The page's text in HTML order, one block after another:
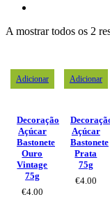
A mostrar todos os 2
Adicionar
Decoração
Açúcar
Bastonete
Ouro
Vintage
75g
€4.00
Adicionar
Açúcar
Bastonete
Prata
75g
€4.00